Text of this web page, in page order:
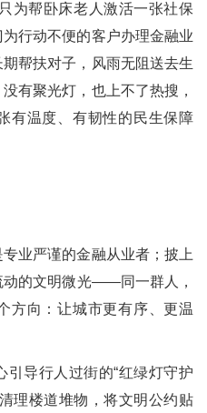
为帮卧床老人激活一张社保
行动不便的客户办理金融业
帮扶对子，风雨无阻送去生
有聚光灯，也上不了热搜，
有温度、有韧性的民生保障
严谨的金融从业者；披上
动的文明微光——同一群人，
方向：让城市更有序、更温
导行人过街的“红绿灯守护
理楼道堆物，将文明公约贴